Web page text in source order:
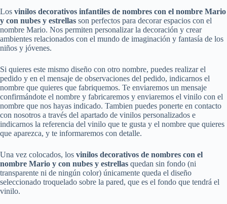
Los vinilos decorativos infantiles de nombres con el nombre Mario
y con nubes y estrellas son perfectos para decorar espacios con el
nombre Mario. Nos permiten personalizar la decoración y crear
ambientes relacionados con el mundo de imaginación y fantasía de los
niños y jóvenes.
Si quieres este mismo diseño con otro nombre, puedes realizar el
pedido y en el mensaje de observaciones del pedido, indicarnos el
nombre que quieres que fabriquemos. Te enviaremos un mensaje
confirmándote el nombre y fabricaremos y enviaremos el vinilo con el
nombre que nos hayas indicado. Tambien puedes ponerte en contacto
con nosotros a través del apartado de vinilos personalizados e
indicarnos la referencia del vinilo que te gusta y el nombre que quieres
que aparezca, y te informaremos con detalle.
Una vez colocados, los vinilos decorativos de nombres con el
nombre Mario y con nubes y estrellas quedan sin fondo (ni
transparente ni de ningún color) únicamente queda el diseño
seleccionado troquelado sobre la pared, que es el fondo que tendrá el
vinilo.